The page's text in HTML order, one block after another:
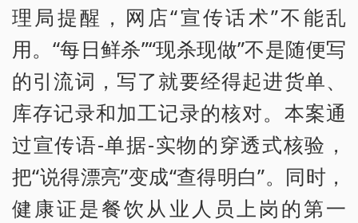
理局提醒，网店“宣传话术”不能乱
用。“每日鲜杀”“现杀现做”不是随便写
的引流词，写了就要经得起进货单、
库存记录和加工记录的核对。本案通
过宣传语-单据-实物的穿透式核验，
把“说得漂亮”变成“查得明白”。同时，
健康证是餐饮从业人员上岗的第一